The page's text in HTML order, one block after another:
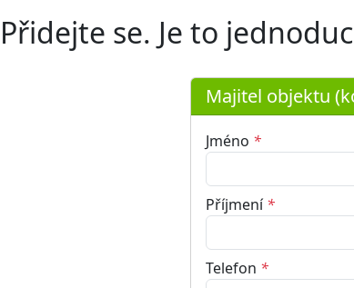
Přidejte se. Je to
Majitel objektu
Jméno *
Příjmení*
Telefon *